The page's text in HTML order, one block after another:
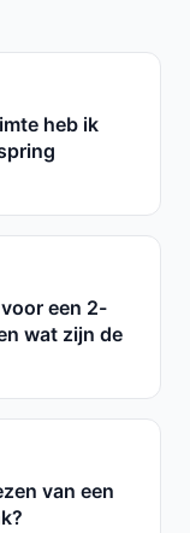
heb ik
een 2-
wat zijn de
van een